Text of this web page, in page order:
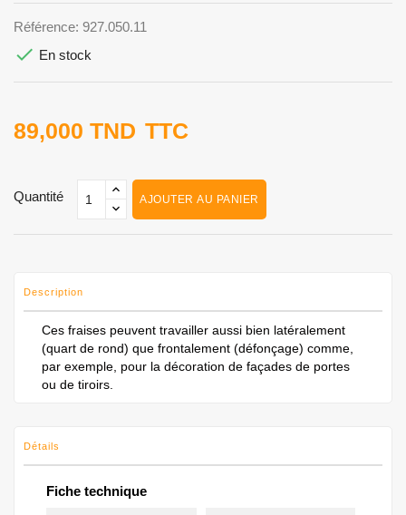
Référence: 927.050.11
 En stock
89,000 TND TTC
Quantité AJOUTER AU PANIER
Description
Ces fraises peuvent travailler aussi bien latéralement
(quart de rond) que frontalement (défonçage) comme,
par exemple, pour la décoration de façades de portes
ou de tiroirs.
Détails
Fiche technique